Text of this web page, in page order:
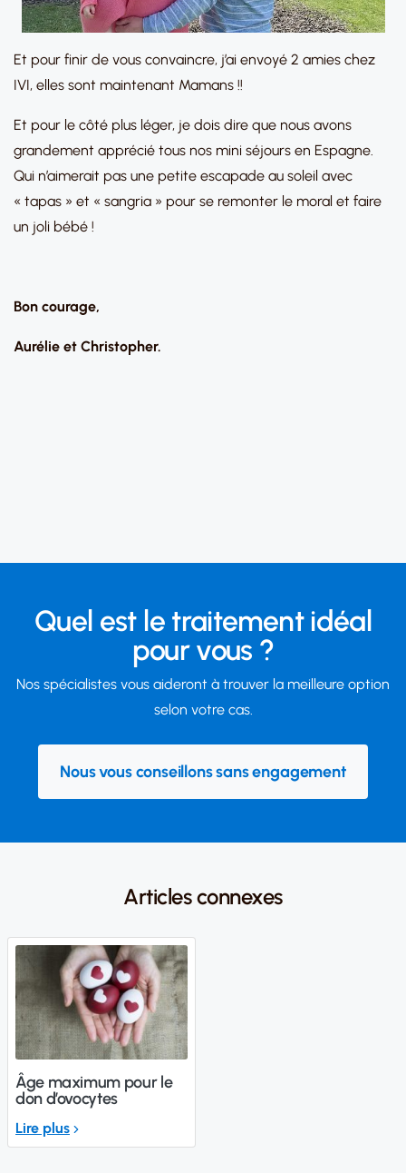
Et pour finir de vous convaincre, j’ai envoyé 2 amies chez
IVI, elles sont maintenant Mamans !!
Et pour le côté plus léger, je dois dire que nous avons
grandement apprécié tous nos mini séjours en Espagne.
Qui n’aimerait pas une petite escapade au soleil avec
« tapas » et « sangria » pour se remonter le moral et faire
un joli bébé !
Bon courage,
Aurélie et Christopher.
Quel est le traitement idéal
pour vous ?
Nos spécialistes vous aideront à trouver la meilleure option
selon votre cas.
Nous vous conseillons sans engagement
Articles connexes
Âge maximum pour le
don d’ovocytes
Lire plus